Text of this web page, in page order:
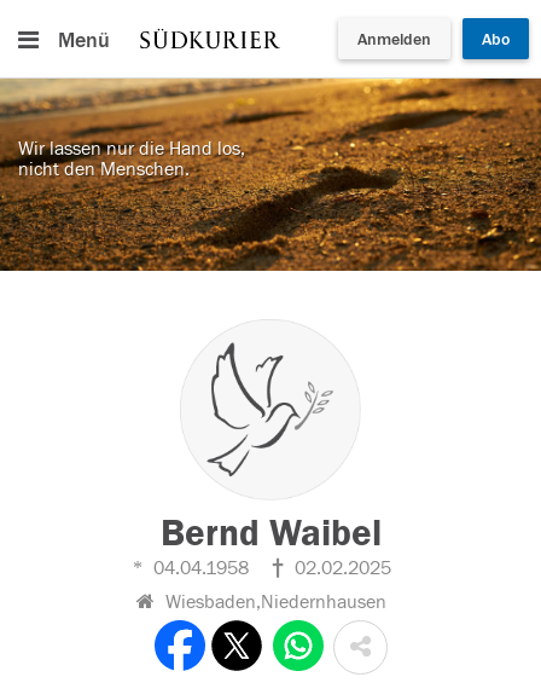
Menü Anmelden Abo
Wir lassen nur die Hand los,
nicht den Menschen.
Bernd Waibel
04.04.1958
02.02.2025
Wiesbaden,Niedernhausen